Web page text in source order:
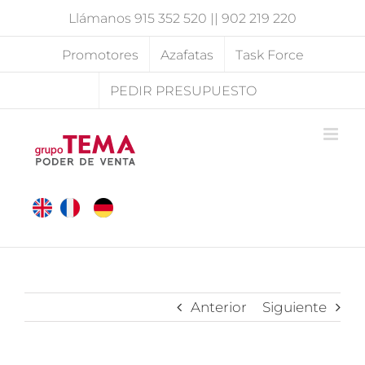
Llámanos 915 352 520 || 902 219 220
Promotores Azafatas Task Force
PEDIR PRESUPUESTO
Anterior Siguiente